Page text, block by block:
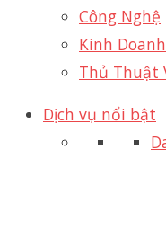
Công Nghệ
Kinh
Thủ Thuật
Dịch vụ nổi bật